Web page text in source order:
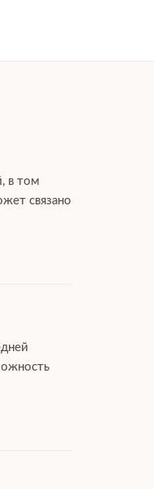
в том
связано